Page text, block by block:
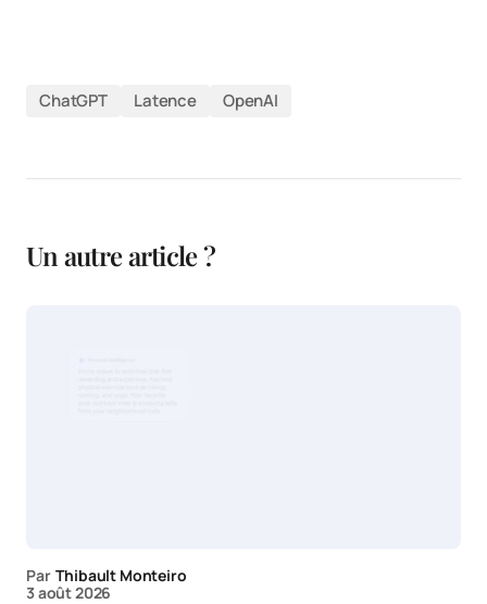
ChatGPT Latence OpenAI
Un autre article ?
Par Thibault Monteiro
3 août 2026